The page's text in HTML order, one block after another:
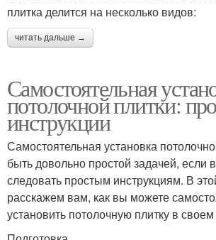
плитка делится на несколько видов:
читать дальше →
Самостоятельная
потолочной плитки:
инструкции
Самостоятельная установка
быть довольно простой задачей, если
следовать простым инструкциям. В
расскажем вам, как вы можете
установить потолочную плитку в